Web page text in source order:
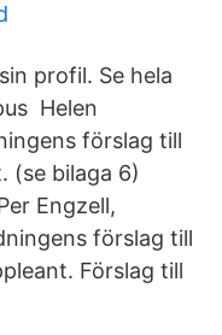
profil. Se hela
Helen
förslag till
(se bilaga 6)
Engzell,
förslag till
Förslag till